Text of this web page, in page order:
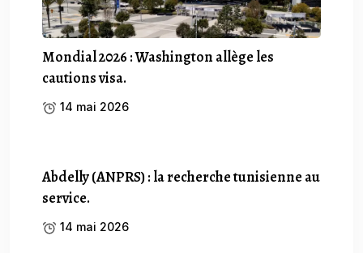
Mondial 2026 : Washington allège les
cautions visa.
14 mai 2026
Abdelly (ANPRS) : la recherche tunisienne au
service.
14 mai 2026